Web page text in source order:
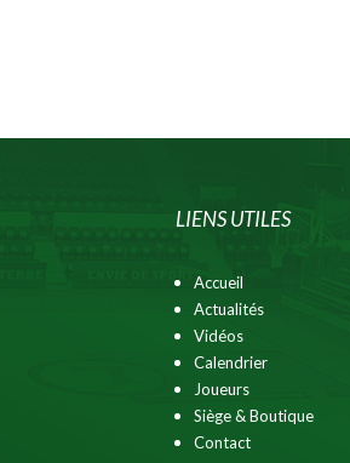
LIENS UTILES
Accueil
Actualités
Vidéos
Calendrier
Joueurs
Siège & Boutique
Contact